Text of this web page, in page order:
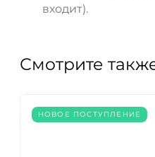
входит).
Смотрите
НОВОЕ ПОСТУПЛЕНИЕ